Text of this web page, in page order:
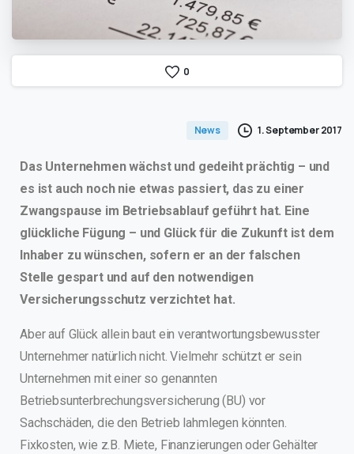
0
News 1. September 2017
Das Unternehmen wächst und gedeiht prächtig – und
es ist auch noch nie etwas passiert, das zu einer
Zwangspause im Betriebsablauf geführt hat. Eine
glückliche Fügung – und Glück für die Zukunft ist dem
Inhaber zu wünschen, sofern er an der falschen
Stelle gespart und auf den notwendigen
Versicherungsschutz verzichtet hat.
Aber auf Glück allein baut ein verantwortungsbewusster
Unternehmer natürlich nicht. Vielmehr schützt er sein
Unternehmen mit einer so genannten
Betriebsunterbrechungsversicherung (BU) vor
Sachschäden, die den Betrieb lahmlegen könnten.
Fixkosten, wie z.B. Miete, Finanzierungen oder Gehälter